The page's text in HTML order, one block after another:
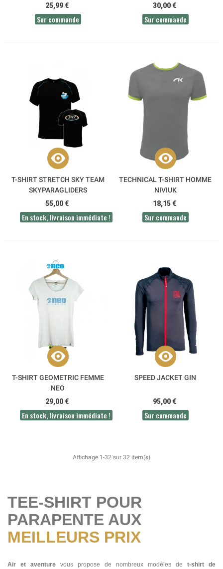
25,99 €
Sur commande
30,00 €
Sur commande
T-SHIRT STRETCH SKY TEAM
SKYPARAGLIDERS
55,00 €
En stock, livraison immédiate !
TECHNICAL T-SHIRT HOMME
NIVIUK
18,15 €
Sur commande
T-SHIRT GEOMETRIC FEMME
NEO
29,00 €
En stock, livraison immédiate !
SPEED JACKET GIN
95,00 €
Sur commande
Affichage 1-32 sur 32 item(s)
TEE-SHIRT POUR
PARAPENTE AUX
MEILLEURS PRIX
Air et aventure vous propose de nombreux modèles de t-shirt de